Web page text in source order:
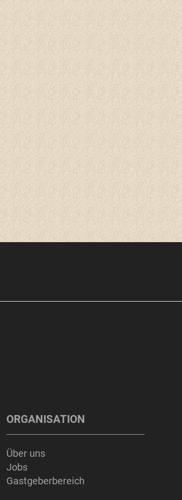
ORGANISATION
Über uns
Jobs
Gastgeberbereich